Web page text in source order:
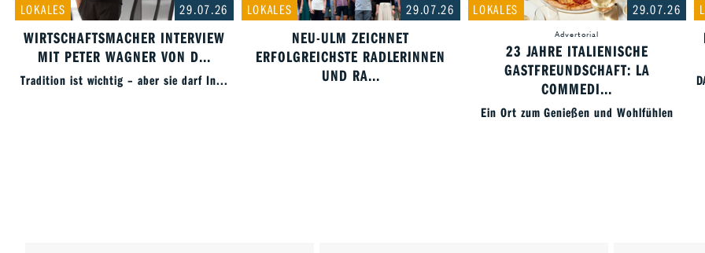
LOKALES 29.07.26
WIRTSCHAFTSMACHER INTERVIEW
MIT PETER WAGNER VON D...
Tradition ist wichtig – aber sie darf In...
LOKALES 29.07.26
NEU-ULM ZEICHNET
ERFOLGREICHSTE RADLERINNEN
UND RA...
LOKALES 29.07.26
Advertorial
23 JAHRE ITALIENISCHE
GASTFREUNDSCHAFT: LA
COMMEDI...
Ein Ort zum Genießen und Wohlfühlen